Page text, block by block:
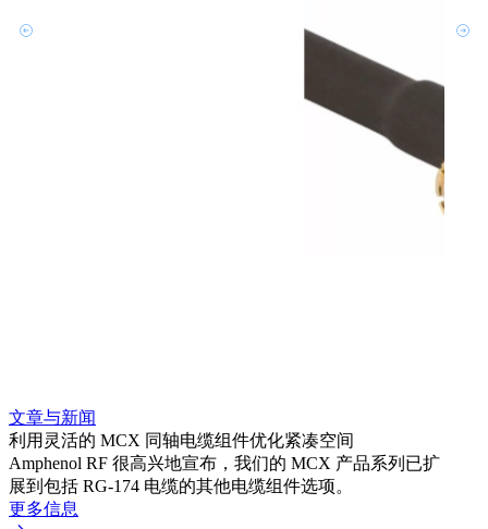
文章与新闻
利用灵活的 MCX 同轴电缆组件优化紧凑空间
Amphenol RF 很高兴地宣布，我们的 MCX 产品系列已扩
展到包括 RG-174 电缆的其他电缆组件选项。
更多信息